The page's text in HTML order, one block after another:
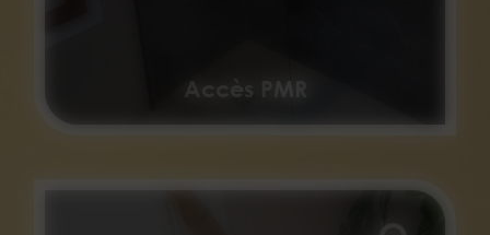
Accès PMR